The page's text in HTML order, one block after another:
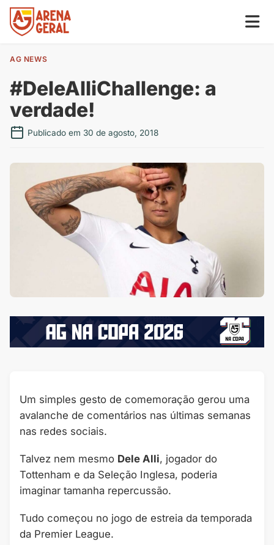
AG NEWS
#DeleAlliChallenge: a
verdade!
Publicado em 30 de agosto, 2018
Um simples gesto de comemoração gerou uma
avalanche de comentários nas últimas semanas
nas redes sociais.
Talvez nem mesmo Dele Alli, jogador do
Tottenham e da Seleção Inglesa, poderia
imaginar tamanha repercussão.
Tudo começou no jogo de estreia da temporada
da Premier League.